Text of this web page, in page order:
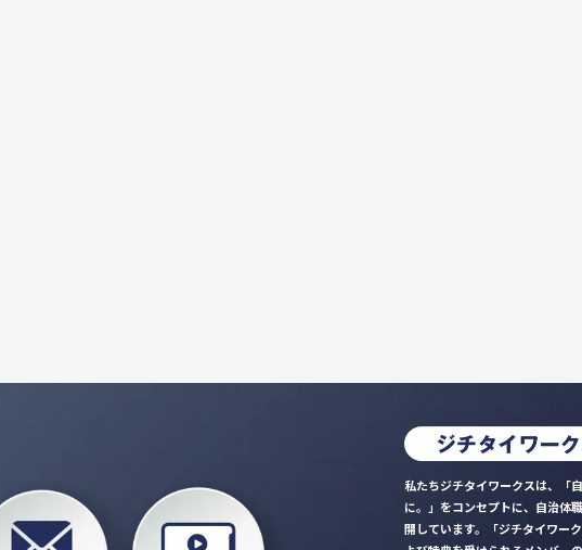
私たちジチタイワークスは、「
に。」をコンセプトに、自治体
開しています。「ジチタイワー